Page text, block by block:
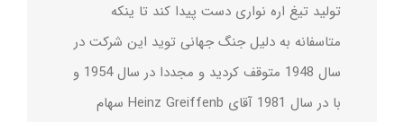
تولید تیغ اره نواری دست پیدا کند تا ینکه
متاسفانه به دلیل جنگ جهانی توید این شرکت در
سال 1948 متوقف کردید و مجددا در سال 1954 و
با در سال 1981 آقای Heinz Greiffenb سهام